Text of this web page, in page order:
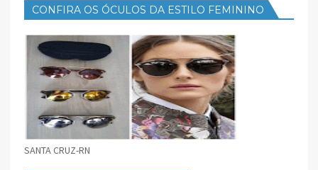
CONFIRA OS ÓCULOS DA ESTILO FEMININO
SANTA CRUZ-RN